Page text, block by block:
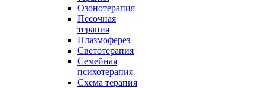
Озонотерапия
Песочная
терапия
Плазмоферез
Светотерапия
Семейная
психотерапия
Схема терапия